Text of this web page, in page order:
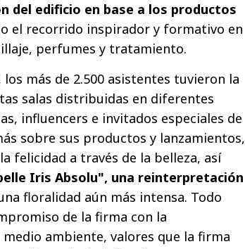
del edificio en base a los productos
el recorrido inspirador y formativo en
perfumes y tratamiento.
más de 2.500 asistentes tuvieron la
salas distribuidas en diferentes
influencers e invitados especiales de
sobre sus productos y lanzamientos,
felicidad a través de la belleza, así
Iris Absolu", una reinterpretación
floralidad aún más intensa. Todo
de la firma con la
ambiente, valores que la firma